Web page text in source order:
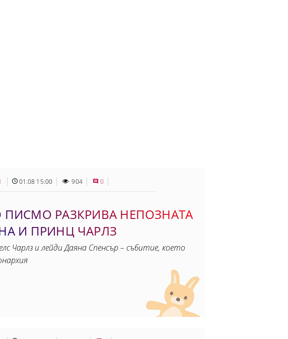
01.08 15:00 904 0
РАЗКРИВА НЕПОЗНАТА
И ПРИНЦ ЧАРЛЗ
и лейди Даяна Спенсър – събитие, което